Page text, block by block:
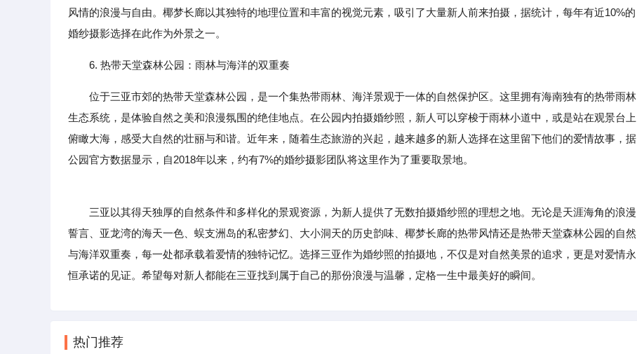
风情的浪漫与自由。椰梦长廊以其独特的地理位置和丰富的视觉元素，吸引了大量新人前来拍摄，据统计，每年有近10%的
婚纱摄影选择在此作为外景之一。
6. 热带天堂森林公园：雨林与海洋的双重奏
位于三亚市郊的热带天堂森林公园，是一个集热带雨林、海洋景观于一体的自然保护区。这里拥有海南独有的热带雨林
生态系统，是体验自然之美和浪漫氛围的绝佳地点。在公园内拍摄婚纱照，新人可以穿梭于雨林小道中，或是站在观景台上
俯瞰大海，感受大自然的壮丽与和谐。近年来，随着生态旅游的兴起，越来越多的新人选择在这里留下他们的爱情故事，据
公园官方数据显示，自2018年以来，约有7%的婚纱摄影团队将这里作为了重要取景地。
三亚以其得天独厚的自然条件和多样化的景观资源，为新人提供了无数拍摄婚纱照的理想之地。无论是天涯海角的浪漫
誓言、亚龙湾的海天一色、蜈支洲岛的私密梦幻、大小洞天的历史韵味、椰梦长廊的热带风情还是热带天堂森林公园的自然
与海洋双重奏，每一处都承载着爱情的独特记忆。选择三亚作为婚纱照的拍摄地，不仅是对自然美景的追求，更是对爱情永
恒承诺的见证。希望每对新人都能在三亚找到属于自己的那份浪漫与温馨，定格一生中最美好的瞬间。
热门推荐